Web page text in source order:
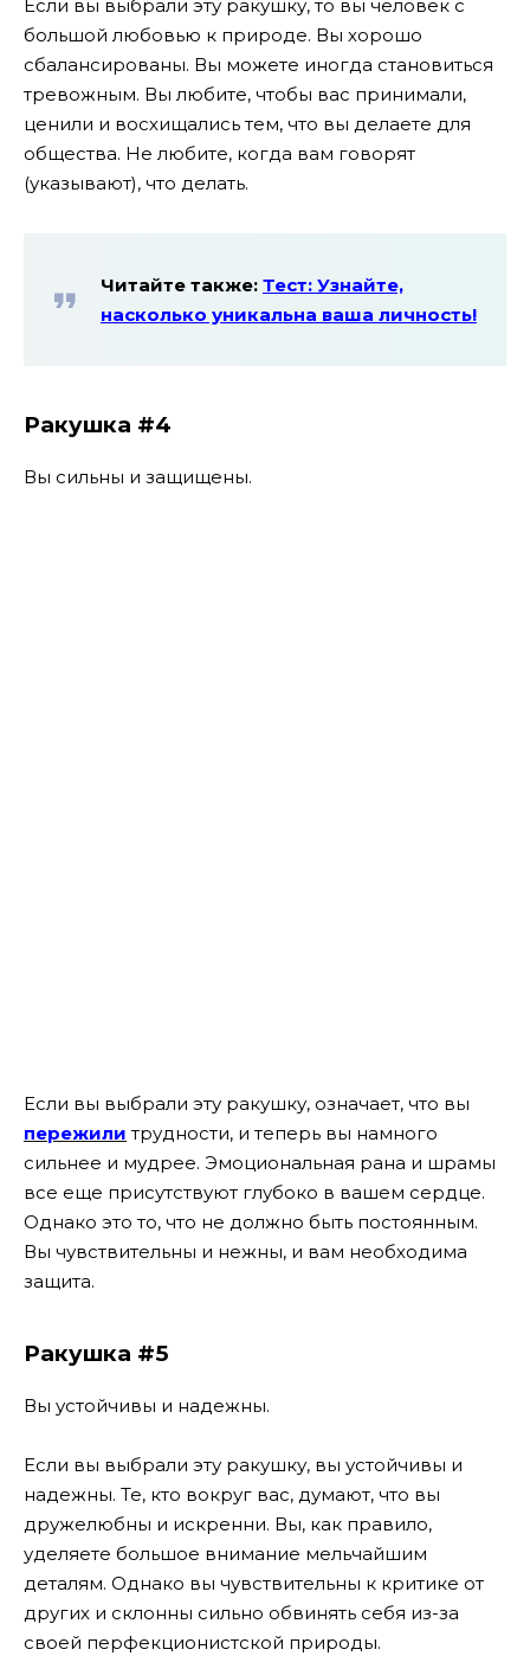
Если вы выбрали эту ракушку, то вы человек с
большой любовью к природе. Вы хорошо
сбалансированы. Вы можете иногда становиться
тревожным. Вы любите, чтобы вас принимали,
ценили и восхищались тем, что вы делаете для
общества. Не любите, когда вам говорят
(указывают), что делать.
Читайте также: Тест: Узнайте,
насколько уникальна ваша личность!
Ракушка #4
Вы сильны и защищены.
Если вы выбрали эту ракушку, означает, что вы
пережили трудности, и теперь вы намного
сильнее и мудрее. Эмоциональная рана и шрамы
все еще присутствуют глубоко в вашем сердце.
Однако это то, что не должно быть постоянным.
Вы чувствительны и нежны, и вам необходима
защита.
Ракушка #5
Вы устойчивы и надежны.
Если вы выбрали эту ракушку, вы устойчивы и
надежны. Те, кто вокруг вас, думают, что вы
дружелюбны и искренни. Вы, как правило,
уделяете большое внимание мельчайшим
деталям. Однако вы чувствительны к критике от
других и склонны сильно обвинять себя из-за
своей перфекционистской природы.